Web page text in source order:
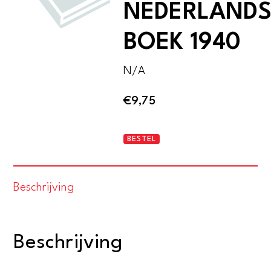
BOEK 1940
N/A
€9,75
HET
BESTEL
Beschrijving
Beschrijving